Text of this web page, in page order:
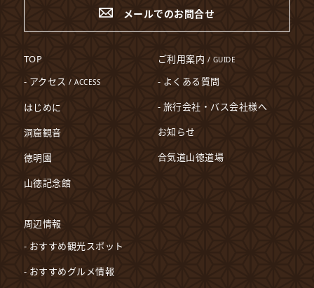
メールでのお問合せ
TOP
- アクセス / ACCESS
はじめに
洞窟観音
徳明園
山徳記念館
ご利用案内 / GUIDE
- よくある質問
- 旅行会社・バス会社様へ
お知らせ
合気道山徳道場
周辺情報
- おすすめ観光スポット
- おすすめグルメ情報